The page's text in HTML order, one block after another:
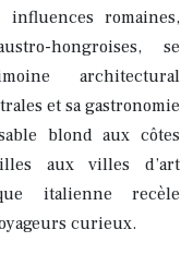
romaines,
hongroises, se
architectural
et sa gastronomie
blond aux côtes
aux villes d’art
italienne recèle
curieux.